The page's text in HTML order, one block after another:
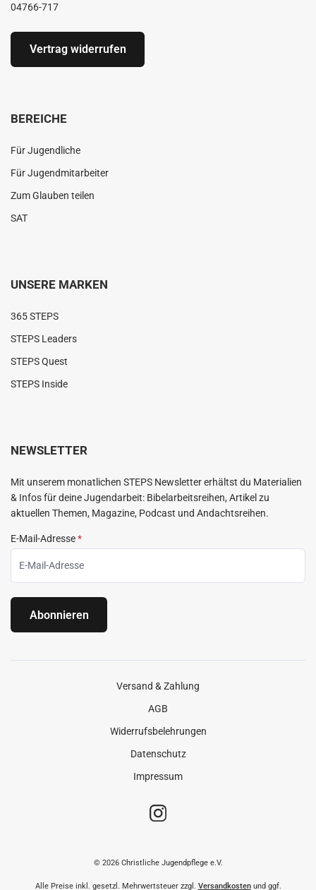
04766-717
Vertrag widerrufen
BEREICHE
Für Jugendliche
Für Jugendmitarbeiter
Zum Glauben teilen
SAT
UNSERE MARKEN
365 STEPS
STEPS Leaders
STEPS Quest
STEPS Inside
NEWSLETTER
Mit unserem monatlichen STEPS Newsletter erhältst du Materialien
& Infos für deine Jugendarbeit: Bibelarbeitsreihen, Artikel zu
aktuellen Themen, Magazine, Podcast und Andachtsreihen.
E-Mail-Adresse*
Abonnieren
Versand & Zahlung
AGB
Widerrufsbelehrungen
Datenschutz
Impressum
© 2026 Christliche Jugendpflege e.V.
Alle Preise inkl. gesetzl. Mehrwertsteuer zzgl. Versandkostenund ggf.